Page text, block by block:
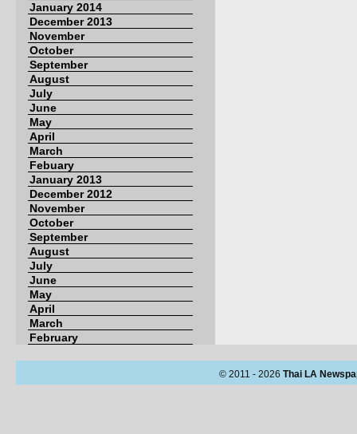
January 2014
December 2013
November
October
September
August
July
June
May
April
March
Febuary
January 2013
December 2012
November
October
September
August
July
June
May
April
March
February
© 2011 - 2026 Thai LA